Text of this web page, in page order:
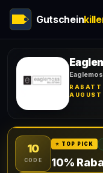
Gutschein
10
CODE
⭐ TOP PICK
10%